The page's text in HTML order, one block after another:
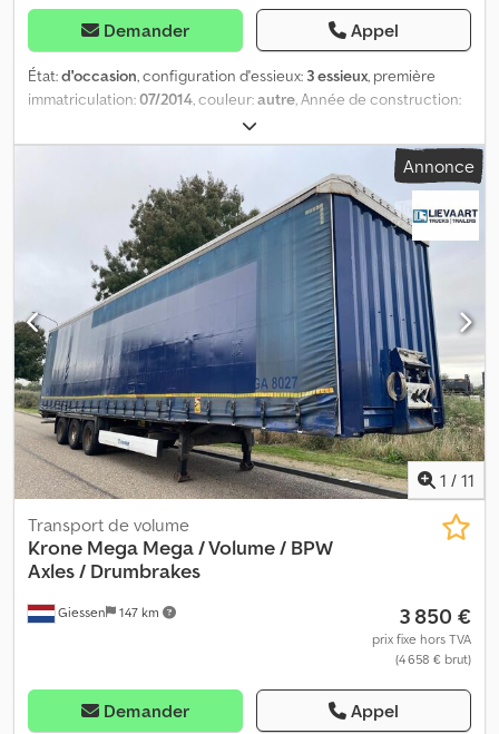
Demander Appel
État:d'occasion, configuration d'essieux: 3 essieux, première
immatriculation:07/2014, couleur:autre, Année de construction:
, Contactez-nous pour plus d'informations. Dodpfx
Ageztcxmo Isck
Annonce
1 / 11
Giessen 147 km
Transport de volume
Krone Mega Mega / Volume / BPW
Axles / Drumbrakes
3 850 €
prix fixe hors TVA
(4 658 € brut)
Demander Appel